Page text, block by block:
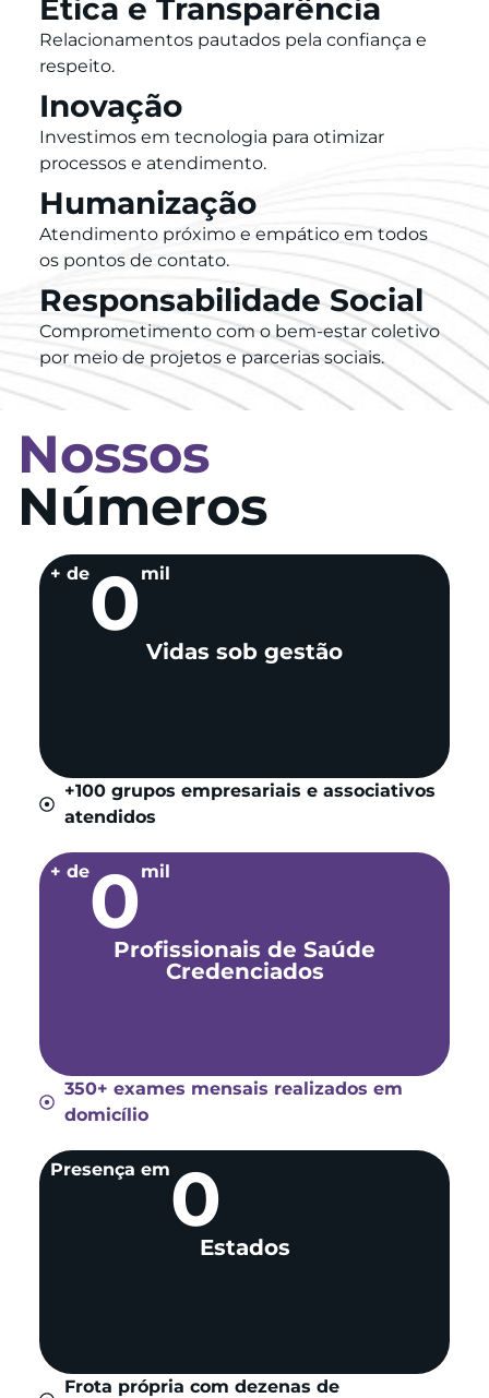
Ética e Transparência
Relacionamentos pautados pela confiança e
respeito.
Inovação
Investimos em tecnologia para otimizar
processos e atendimento.
Humanização
Atendimento próximo e empático em todos
os pontos de contato.
Responsabilidade Social
Comprometimento com o bem-estar coletivo
por meio de projetos e parcerias sociais.
Nossos
Números
+ de0mil
Vidas sob gestão
+100 grupos empresariais e associativos
atendidos
+ de0 mil
Profissionais de Saúde
Credenciados
350+ exames mensais realizados em
domicílio
Presença em0
Estados
Frota própria com dezenas de